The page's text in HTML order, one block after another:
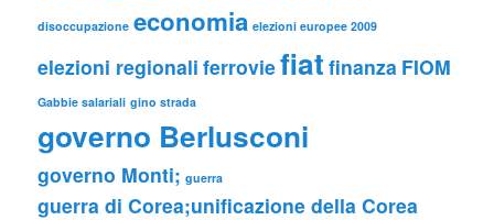
disoccupazione economia elezioni europee 2009
elezioni regionali ferroviefiat finanza FIOM
Gabbie salariali gino strada
governo Berlusconi
governo Monti; guerra
guerra di Corea;unificazione della Corea